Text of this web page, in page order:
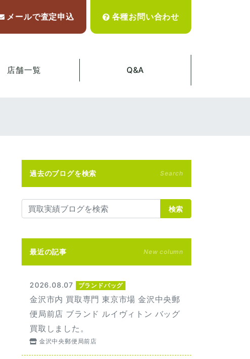
メールで査定申込 各種お問い合わせ
店舗一覧 Q&A
過去のブログを検索 Search
検索
最近の記事 New column
2026.08.07 ブランドバッグ
金沢市内 買取専門 東京市場 金沢中央郵
便局前店 ブランド ルイヴィトン バッグ
買取しました。
金沢中央郵便局前店